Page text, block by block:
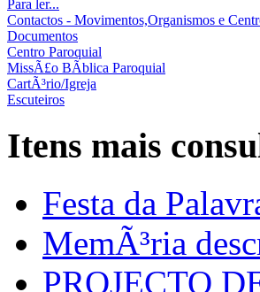
Para ler...
Contactos - Movimentos,Organismos e
Documentos
Centro Paroquial
MissÃ£o BÃ­blica Paroquial
CartÃ³rio/Igreja
Escuteiros
Itens mais
Festa da
MemÃ³ria
PROJECTO